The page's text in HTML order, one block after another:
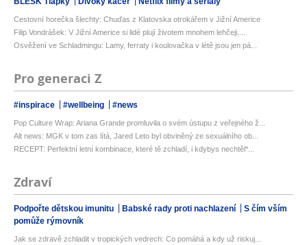
Cestovní horečka šlechty: Chuďas z Klatovska otrokářem v Jižní Americe
Filip Vondrášek: V Jižní Americe si lidé plují životem mnohem lehčeji,...
Osvěžení ve Schladmingu: Lamy, ferraty i koulovačka v létě jsou jen pá...
Pro generaci Z
#inspirace #wellbeing #news
Pop Culture Wrap: Ariana Grande promluvila o svém ústupu z veřejného ž...
Alt news: MGK v tom zas lítá, Jared Leto byl obviněný ze sexuálního ob...
RECEPT: Perfektní letní kombinace, které tě zchladí, i kdybys nechtěl*...
Zdraví
Podpořte dětskou imunitu Babské rady proti nachlazení
S čím vším
pomůže rýmovník
Jak se zdravě zchladit v tropických vedrech: Co pomáhá a kdy už riskuj...